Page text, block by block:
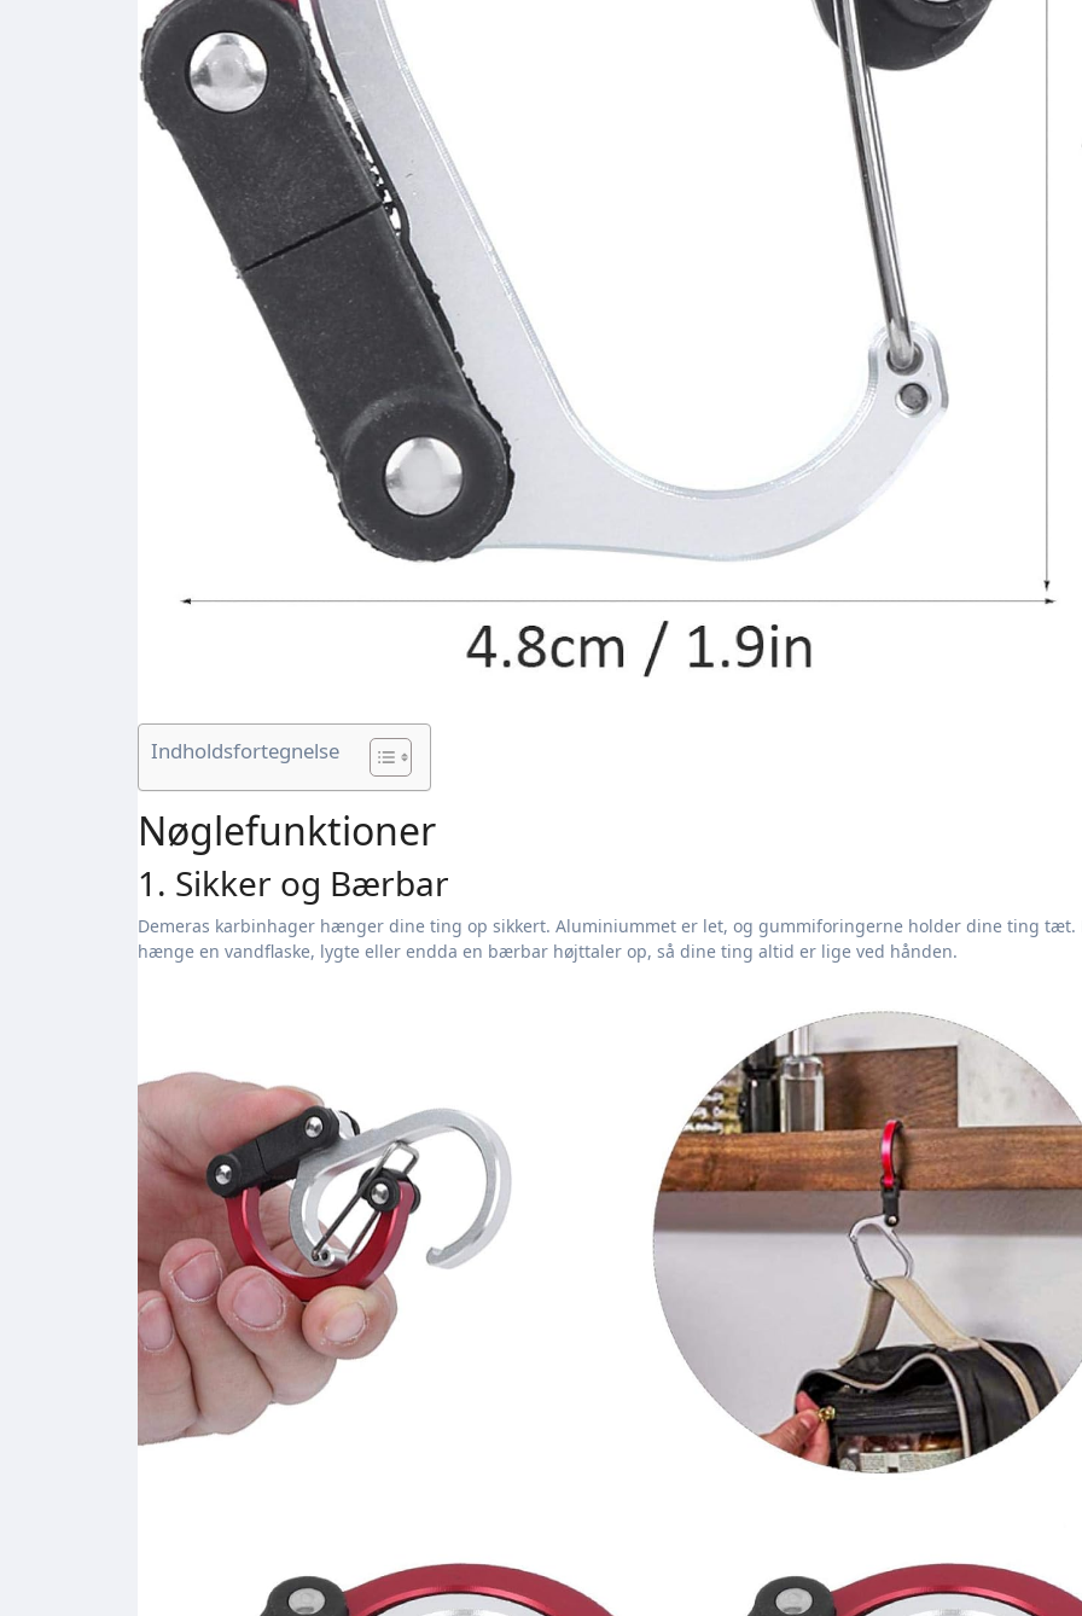
Indholdsfortegnelse
Nøglefunktioner
1. Sikker og Bærbar
Demeras karbinhager hænger dine ting op sikkert. Aluminiummet er let, og gummiforingerne holder dine ting tæt.
hænge en vandflaske, lygte eller endda en bærbar højttaler op, så dine ting altid er lige ved hånden.